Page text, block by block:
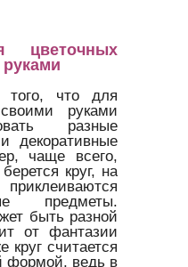
цветочных
того, что для
руками
разные
декоративные
чаще всего,
круг, на
предметы.
быть разной
от фантазии
круг считается
формой, ведь в